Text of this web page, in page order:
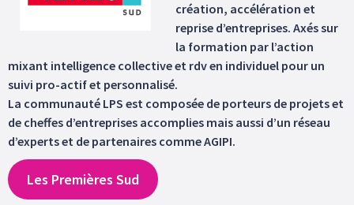
création, accélération et
reprise d’entreprises. Axés sur
la formation par l’action
mixant intelligence collective et rdv en individuel pour un
suivi pro-actif et personnalisé.
La communauté LPS est composée de porteurs de projets et
de cheffes d’entreprises accomplies mais aussi d’un réseau
d’experts et de partenaires comme AGIPI.
Les Premières Sud